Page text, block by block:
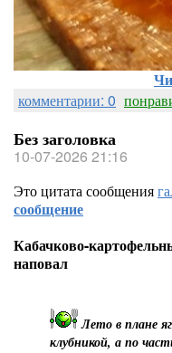
комментарии: 0
Без заголовка
10-07-2026 21:16
Это цитата сообщения
сообщение
Кабачково-
наповал
Лето в плане
клубникой, а по